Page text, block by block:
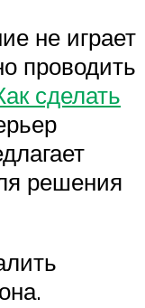
не играет
проводить
сделать
решения